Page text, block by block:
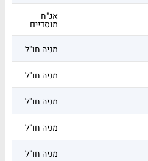
אג"ח
מוסדיים
מניה חו"ל
מניה חו"ל
מניה חו"ל
מניה חו"ל
מניה חו"ל